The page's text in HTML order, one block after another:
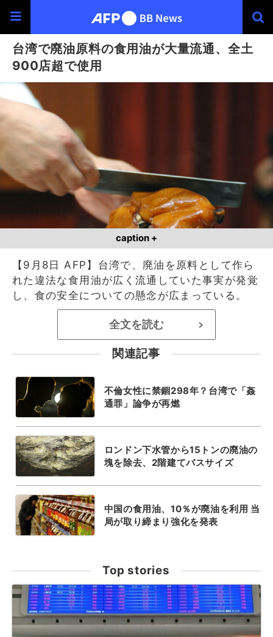
台湾で廃油原料の食用油が大量流通、全土
900店超で使用
caption +
【9月8日 AFP】台湾で、廃油を原料として作ら
れた違法な食用油が広く流通していた事実が発覚
し、食の安全についての懸念が広まっている。
全文を読む >
関連記事
不倫女性に禁錮298年？台湾で「姦
通罪」論争が再燃
ロンドン下水管から15トンの廃油の
塊を除去、2階建てバスサイズ
中国の食用油、10％が廃油を利用 当
局が取り締まり強化を発表
Top stories